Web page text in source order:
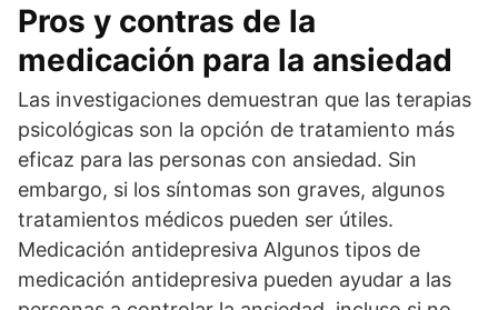
Pros y contras de la
medicación para la ansiedad
Las investigaciones demuestran que las terapias
psicológicas son la opción de tratamiento más
eficaz para las personas con ansiedad. Sin
embargo, si los síntomas son graves, algunos
tratamientos médicos pueden ser útiles.
Medicación antidepresiva Algunos tipos de
medicación antidepresiva pueden ayudar a las